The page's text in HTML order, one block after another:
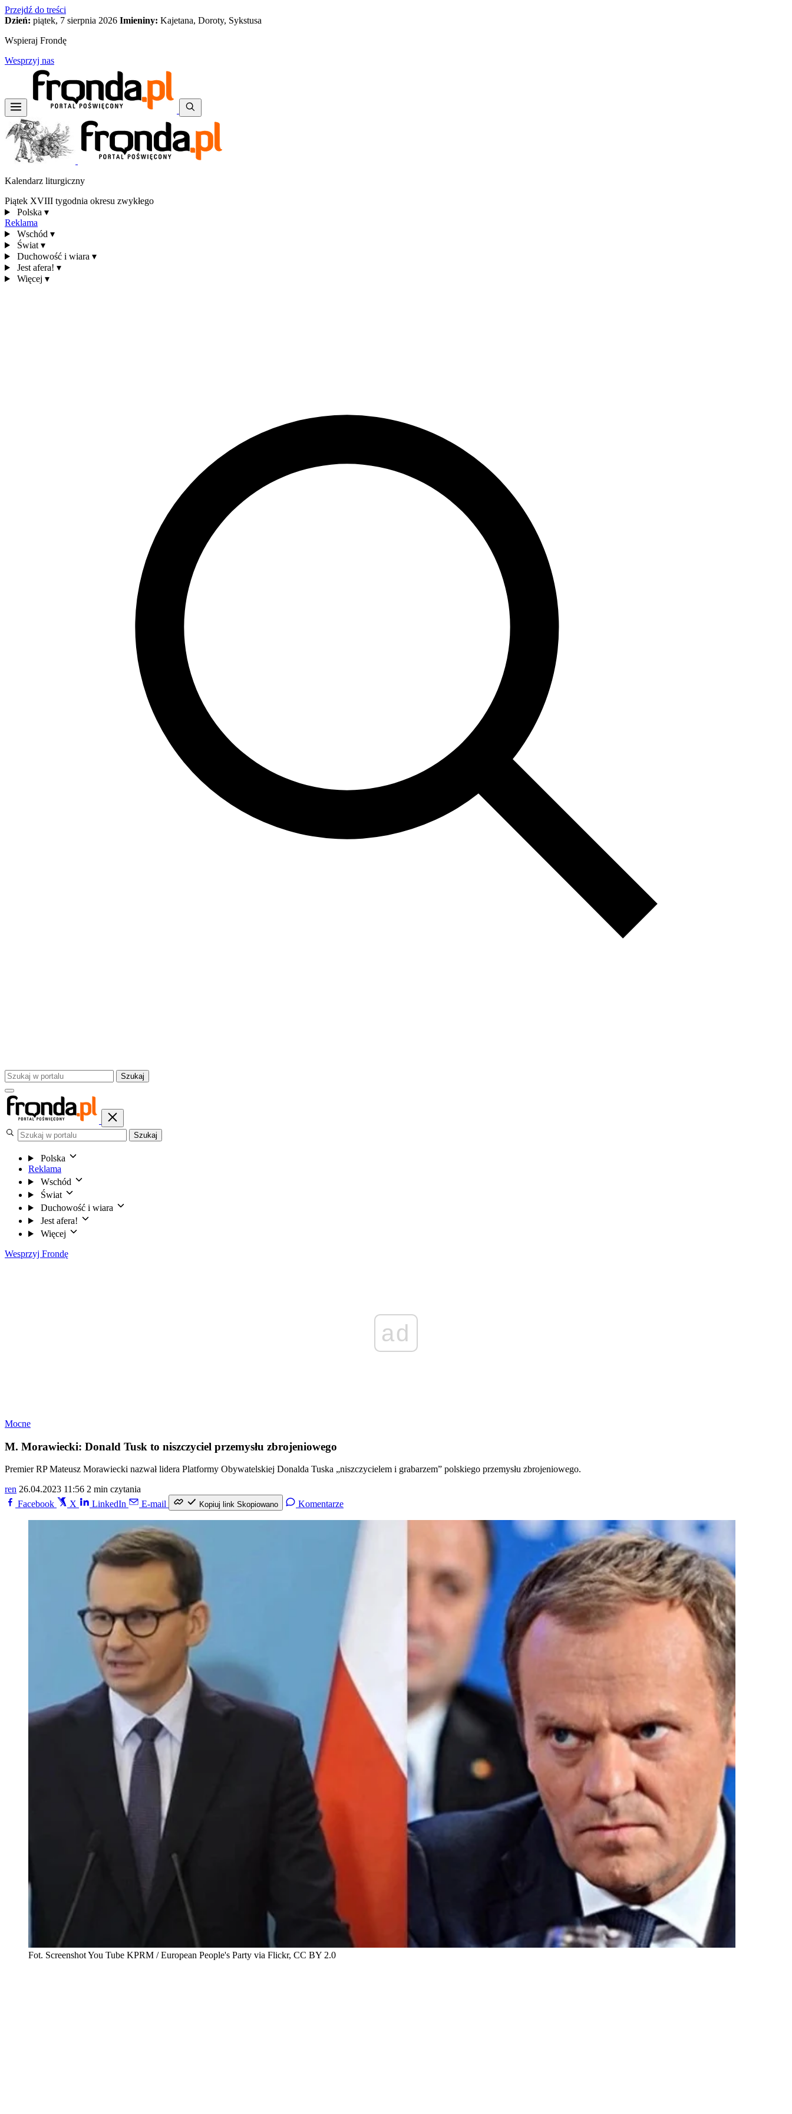
Przejdź do treści
Dzień: piątek, 7 sierpnia 2026 Imieniny: Kajetana, Doroty, Sykstusa
Wspieraj Frondę
Wesprzyj nas
Kalendarz liturgiczny
Piątek XVIII tygodnia okresu zwykłego
Polska ▾
Reklama
Wschód ▾
Świat ▾
Duchowość i wiara ▾
Jest afera! ▾
Więcej ▾
Szukaj
Szukaj
Polska
Reklama
Wschód
Świat
Duchowość i wiara
Jest afera!
Więcej
Wesprzyj Frondę
ad
Mocne
M. Morawiecki: Donald Tusk to niszczyciel przemysłu zbrojeniowego
Premier RP Mateusz Morawiecki nazwał lidera Platformy Obywatelskiej Donalda Tuska „niszczycielem i grabarzem” polskiego przemysłu zbrojeniowego.
ren 26.04.2023 11:56 2 min czytania
Facebook
X LinkedIn E-mail Kopiuj link Skopiowano Komentarze
Fot. Screenshot You Tube KPRM / European People's Party via Flickr, CC BY 2.0